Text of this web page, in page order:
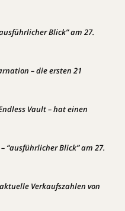
Blick” am 27.
– die ersten 21
Vault – hat einen
“ausführlicher Blick” am 27.
Verkaufszahlen von